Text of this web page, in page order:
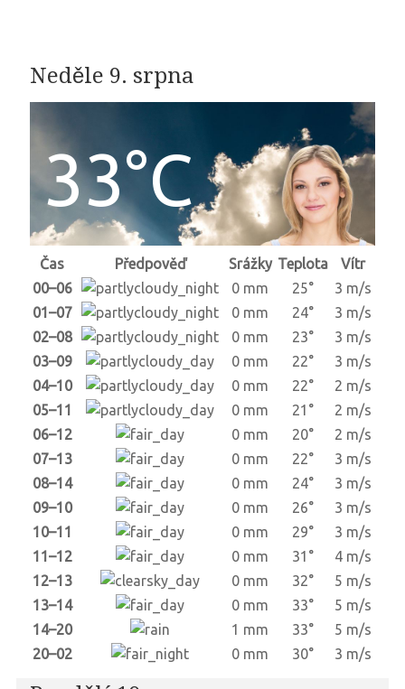
Neděle 9. srpna
33°C
Čas Předpověď Srážky Teplota
Vítr
00–06
0 mm 25°
3 m/s
01–07
0 mm 24°
3 m/s
02–08
0 mm 23°
3 m/s
03–09
0 mm 22°
3 m/s
04–10
0 mm 22°
2 m/s
05–11
0 mm 21°
2 m/s
06–12
0 mm 20°
2 m/s
07–13
0 mm 22°
3 m/s
08–14
0 mm 24°
3 m/s
09–10
0 mm 26°
3 m/s
10–11
0 mm 29°
3 m/s
11–12
0 mm 31°
4 m/s
12–13
0 mm 32°
5 m/s
13–14
0 mm 33°
5 m/s
14–20
1 mm 33°
5 m/s
20–02
0 mm 30° 3 m/s